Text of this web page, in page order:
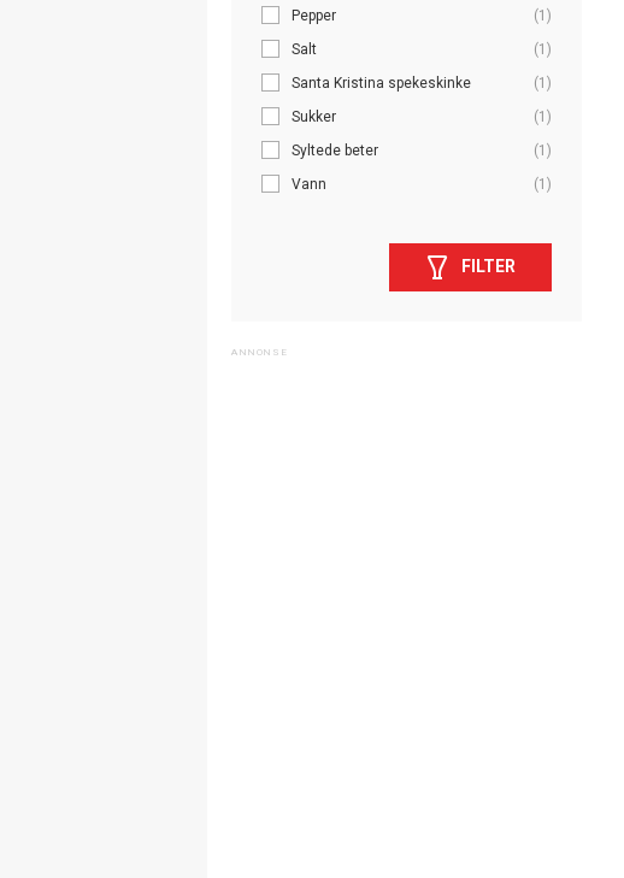
Pepper
(1)
Salt
(1)
Santa Kristina spekeskinke
(1)
Sukker
(1)
Syltede beter
(1)
Vann
(1)
FILTER